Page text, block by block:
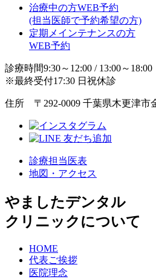
治療中の方WEB予約
(担当医師で予約希望の方)
定期メインテナンスの方
WEB予約
診療時間9:30～12:00 / 13:00～18:00
※最終受付17:30 日祝休診
住所 〒292-0009 千葉県木更津市
診療担当医表
地図・アクセス
やましたデンタル
クリニックについて
HOME
代表ご挨拶
医院理念